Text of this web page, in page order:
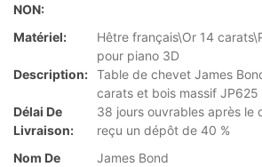
NON:
Matériel:
Hêtre français\Or 14
pour piano 3D
Description: Table de chevet James
carats et bois massif JP625
Délai De
Livraison:
38 jours ouvrables après le
reçu un dépôt de 40 %
Nom De
James Bond